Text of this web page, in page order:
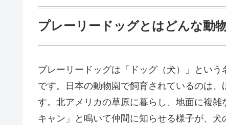
プレーリードッグとはどんな動
プレーリードッグは「ドッグ（犬）」とい
です。日本の動物園で飼育されているのは
す。北アメリカの草原に暮らし、地面に複
キャン」と鳴いて仲間に知らせる様子が、